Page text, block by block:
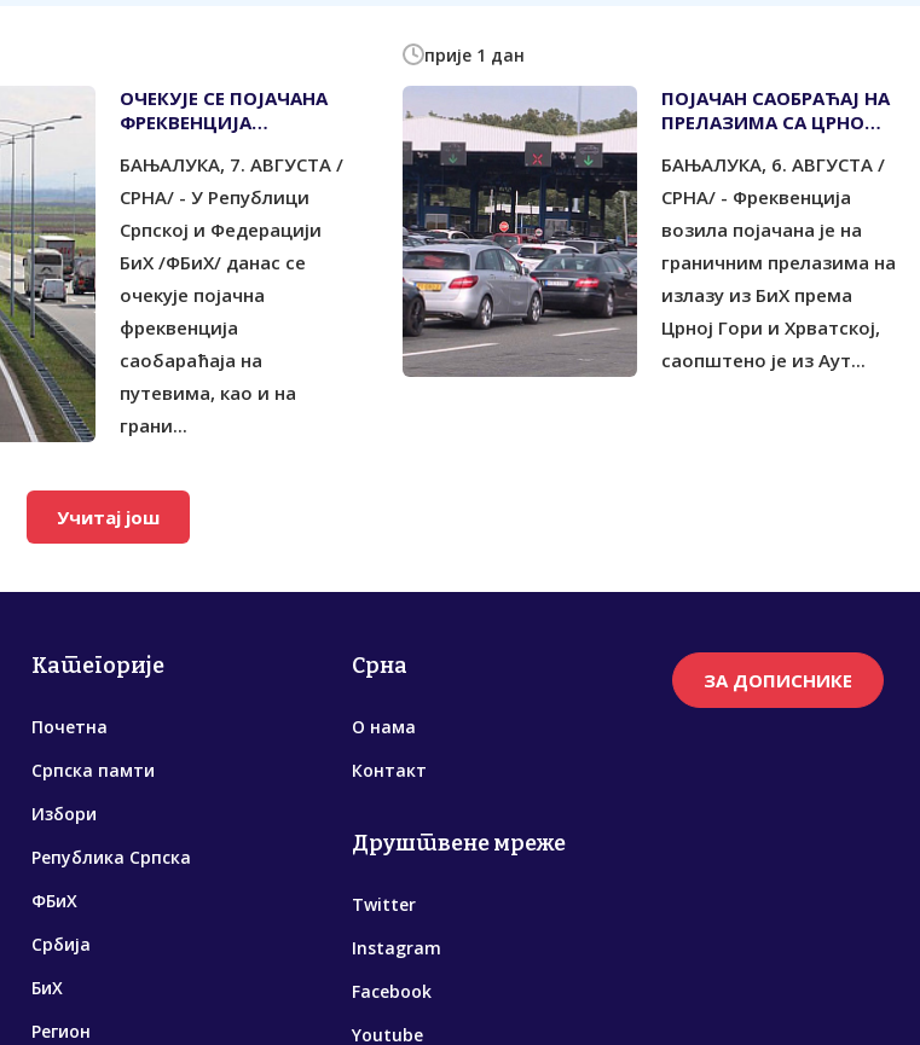
ОЧЕКУЈЕ СЕ ПОЈАЧАНА
ФРЕКВЕНЦИЈА
БАЊАЛУКА, 7. АВГУСТА /
СРНА/ - У Републици
Српској и Федерацији
БиХ /ФБиХ/ данас се
очекује појачна
фреквенција
саобараћаја на
путевима, као и на
грани...
прије 1 дан
ПОЈАЧАН САОБРАЋАЈ НА
ПРЕЛАЗИМА СА ЦРНОМ
БАЊАЛУКА, 6. АВГУСТА /
СРНА/ - Фреквенција
возила појачана је на
граничним прелазима на
излазу из БиХ према
Црној Гори и Хрватској,
саопштено је из Аут...
Учитај још
Категорије
Почетна
Српска памти
Избори
Република Српска
ФБиХ
Србија
БиХ
Регион
Срна
О нама
Контакт
Друштвене мреже
Twitter
Instagram
Facebook
Youtube
ЗА ДОПИСНИКЕ